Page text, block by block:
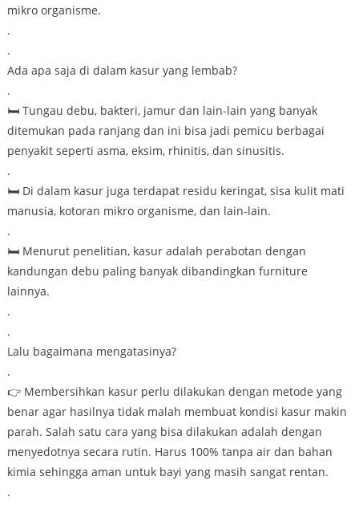
mikro organisme.
.
.
Ada apa saja di dalam kasur yang lembab?
.
🛏 Tungau debu, bakteri, jamur dan lain-lain yang banyak
ditemukan pada ranjang dan ini bisa jadi pemicu berbagai
penyakit seperti asma, eksim, rhinitis, dan sinusitis.
.
🛏 Di dalam kasur juga terdapat residu keringat, sisa kulit mati
manusia, kotoran mikro organisme, dan lain-lain.
.
🛏 Menurut penelitian, kasur adalah perabotan dengan
kandungan debu paling banyak dibandingkan furniture
lainnya.
.
.
Lalu bagaimana mengatasinya?
.
👉 Membersihkan kasur perlu dilakukan dengan metode yang
benar agar hasilnya tidak malah membuat kondisi kasur makin
parah. Salah satu cara yang bisa dilakukan adalah dengan
menyedotnya secara rutin. Harus 100% tanpa air dan bahan
kimia sehingga aman untuk bayi yang masih sangat rentan.
.